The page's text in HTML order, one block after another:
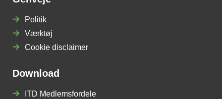
Politik
Værktøj
Cookie disclaimer
Download
ITD Medlemsfordele